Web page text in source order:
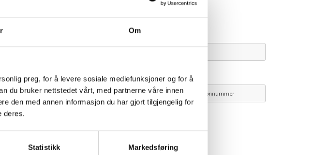
Om
preg, for å levere sosiale mediefunksjoner og for å
du bruker nettstedet vårt, med partnerne våre innen
den med annen informasjon du har gjort tilgjengelig for
deres.
Statistikk Markedsføring
& rådgivning
TA KONTAKT
E-post* Telefon*
E-post Telefon
Kommentar